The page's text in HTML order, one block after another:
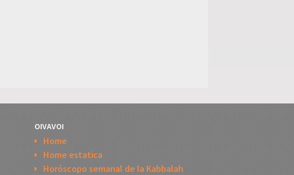
OIVAVOI
Home
Home estatica
Horóscopo semanal de la Kabbalah